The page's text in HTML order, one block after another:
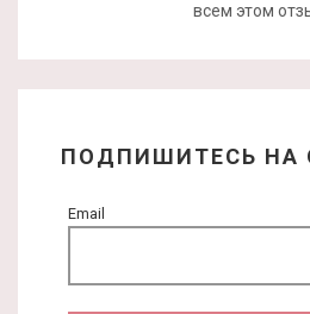
всем этом
ПОДПИШИТЕСЬ НА
Email